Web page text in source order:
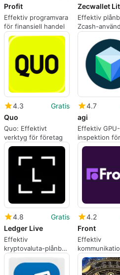
Profit
Effektiv programvara
för finansiell handel
Zecwallet
Effektiv
Zcash-
4.3
Gratis
Quo
Quo: Effektivt
verktyg för företag
4.7
agi
Effektiv GPU-
inspektion
användare
4.8
Gratis
Ledger Live
Effektiv
kryptovaluta-plånbok
för Mac
4.2
Front
Effektiv
för Mac